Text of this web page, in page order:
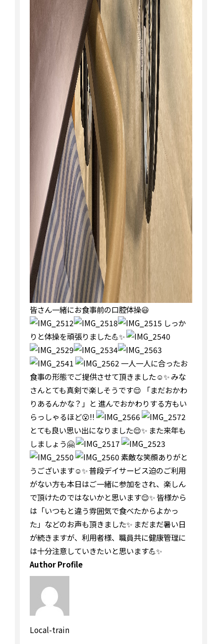
皆さん一緒にお食事前の口腔体操😃
しっか
りと体操を頑張りました💪✨
一人一人に合ったお
食事の形態でご提供させて頂きました☺️✨ みな
さんとても真剣で楽しそうです😌 「まだおかわ
りあるんかな？」と 進んでおかわりする方もい
らっしゃるほど😮︎‼︎
とても良い思い出になりました😌✨ また来年も
しましょう🤗
素敵な笑顔ありがと
うございます☺️✨ 普段デイサービス迫のご利用
がない方も本日はご一緒に参加をされ、楽しん
で頂けたのではないかと思います😌✨ 皆様から
は「いつもと違う雰囲気で食べたからよかっ
た」などのお声も頂きました✨ まだまだ暑い日
が続きますが、利用者様、職員共に健康管理に
は十分注意していきたいと思います💪✨
Author Profile
Local-train